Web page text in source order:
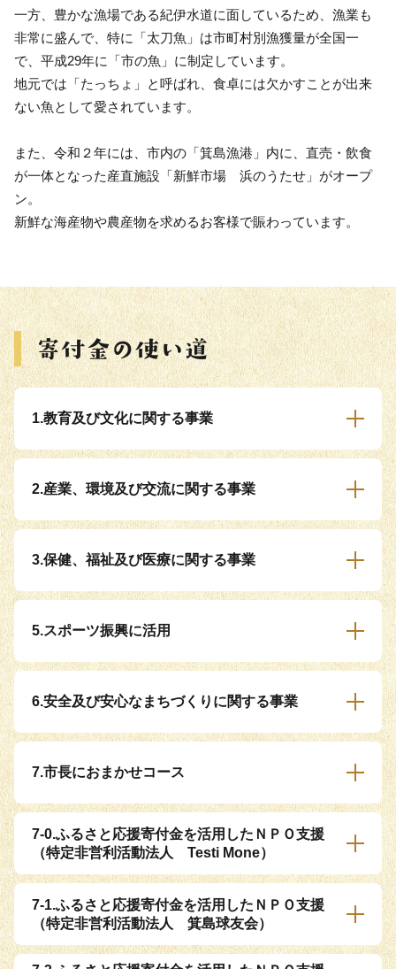
一方、豊かな漁場である紀伊水道に面しているため、漁業も
非常に盛んで、特に「太刀魚」は市町村別漁獲量が全国一
で、平成29年に「市の魚」に制定しています。
地元では「たっちょ」と呼ばれ、食卓には欠かすことが出来
ない魚として愛されています。
また、令和２年には、市内の「箕島漁港」内に、直売・飲食
が一体となった産直施設「新鮮市場 浜のうたせ」がオープ
ン。
新鮮な海産物や農産物を求めるお客様で賑わっています。
1.教育及び文化に関する事業
2.産業、環境及び交流に関する事業
3.保健、福祉及び医療に関する事業
5.スポーツ振興に活用
6.安全及び安心なまちづくりに関する事業
7.市長におまかせコース
7-0.ふるさと応援寄付金を活用したＮＰＯ支援
（特定非営利活動法人 Testi Mone）
7-1.ふるさと応援寄付金を活用したＮＰＯ支援
（特定非営利活動法人 箕島球友会）